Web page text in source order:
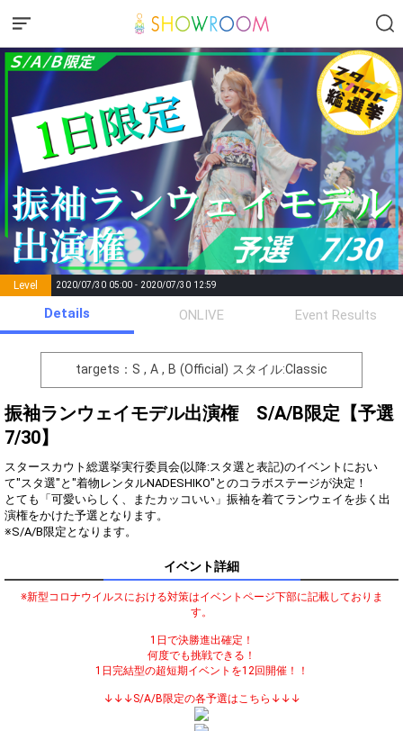
Level 2020/07/30 05:00 - 2020/07/30 12:59
Points List of Goal
number of
positions
Rema
Event Begins!
3
振袖の想い入れはあります
4 50000
着物を着てランウェイを歩い
てみたい？
5 100000
審査員特別賞獲得の最低条件
達成！
7 300000
ここからはランキング特典の
オリジナルアバター制作権獲
どこまでポイントを伸ばせる
かチャレンジ！
Gifting Comments
Details ONLIVE Event Results
targets：S , A , B (Official) スタイル:Classic
振袖ランウェイモデル出演権 S/A/B限定【予選
7/30】
スタースカウト総選挙実行委員会(以降:スタ選と表記)のイベントにおい
て"スタ選"と"着物レンタルNADESHIKO"とのコラボステージが決定！
とても「可愛いらしく、またカッコいい」振袖を着てランウェイを歩く出
演権をかけた予選となります。
※S/A/B限定となります。
イベント詳細
※新型コロナウイルスにおける対策はイベントページ下部に記載しておりま
す。
1日で決勝進出確定！
何度でも挑戦できる！
1日完結型の超短期イベントを12回開催！！
↓↓↓S/A/B限定の各予選はこちら↓↓↓